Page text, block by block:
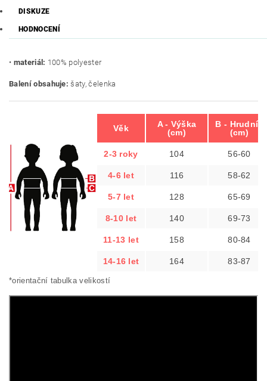
DISKUZE
HODNOCENÍ
• materiál: 100% polyester
Balení obsahuje: šaty, čelenka
Věk
A - Výška
(cm)
B - Hrudník
(cm)
2-3 roky 104 56-60
4-6 let 116 58-62
5-7 let 128 65-69
8-10 let 140 69-73
11-13 let 158 80-84
14-16 let 164 83-87
*orientační tabulka velikostí